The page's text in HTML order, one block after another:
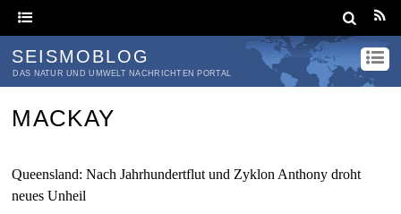
SEISMOBLOG
DAS NATUR UND UMWELT NACHRICHTEN PORTAL
MACKAY
Queensland: Nach Jahrhundertflut und Zyklon Anthony droht
neues Unheil